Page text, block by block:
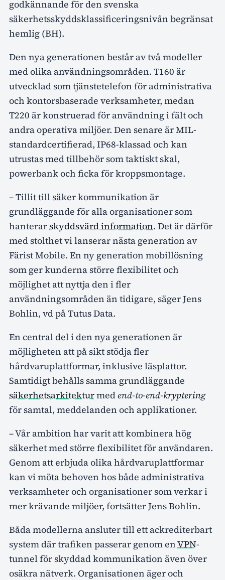
godkännande för den svenska
säkerhetsskyddsklassificeringsnivån begränsat
hemlig (BH).
Den nya generationen består av två modeller
med olika användningsområden. T160 är
utvecklad som tjänstetelefon för administrativa
och kontorsbaserade verksamheter, medan
T220 är konstruerad för användning i fält och
andra operativa miljöer. Den senare är MIL-
standardcertifierad, IP68-klassad och kan
utrustas med tillbehör som taktiskt skal,
powerbank och ficka för kroppsmontage.
– Tillit till säker kommunikation är
grundläggande för alla organisationer som
hanterarskyddsvärd information. Det är därför
med stolthet vi lanserar nästa generation av
Färist Mobile. En ny generation mobillösning
som ger kunderna större flexibilitet och
möjlighet att nyttja den i fler
användningsområden än tidigare, säger Jens
Bohlin, vd på Tutus Data.
En central del i den nya generationen är
möjligheten att på sikt stödja fler
hårdvaruplattformar, inklusive läsplattor.
Samtidigt behålls samma grundläggande
säkerhetsarkitekturmedend-to-end-kryptering
för samtal, meddelanden och applikationer.
– Vår ambition har varit att kombinera hög
säkerhet med större flexibilitet för användaren.
Genom att erbjuda olika hårdvaruplattformar
kan vi möta behoven hos både administrativa
verksamheter och organisationer som verkar i
mer krävande miljöer, fortsätter Jens Bohlin.
Båda modellerna ansluter till ett ackrediterbart
system där trafiken passerar genom enVPN-
tunnel för skyddad kommunikation även över
osäkra nätverk. Organisationen äger och